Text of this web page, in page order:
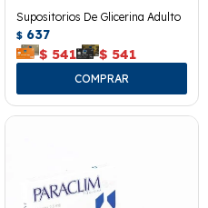
Supositorios De Glicerina Adulto
$ 637
$ 541 $ 541